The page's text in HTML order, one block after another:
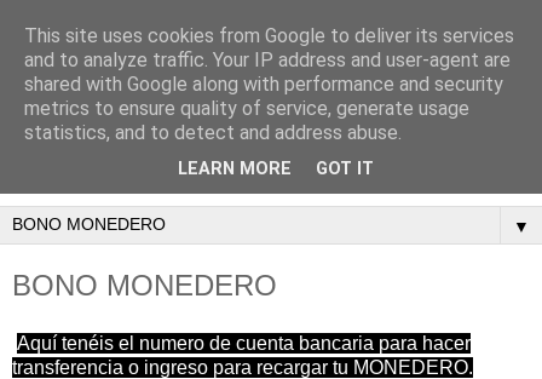
PADEL INDOOR
NOROESTE
▼
BONO MONEDERO
Aquí tenéis el numero de cuenta bancaria para hacer
transferencia o ingreso para recargar tu MONEDERO.
This site uses cookies from Google to deliver its services
and to analyze traffic. Your IP address and user-agent are
shared with Google along with performance and security
metrics to ensure quality of service, generate usage
statistics, and to detect and address abuse.
LEARN MORE GOT IT